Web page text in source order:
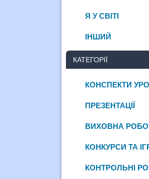
Я У СВІТІ
ІНШИЙ
КАТЕГОРІЇ
КОНСПЕКТИ
ПРЕЗЕНТАЦІЇ
ВИХОВНА
КОНКУРСИ ТА
КОНТРОЛЬНІ